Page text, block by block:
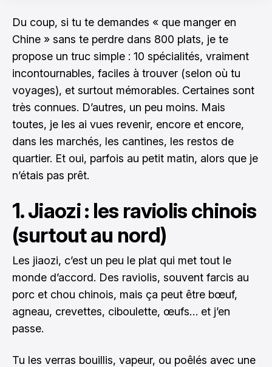
Du coup, si tu te demandes « que manger en
Chine » sans te perdre dans 800 plats, je te
propose un truc simple : 10 spécialités, vraiment
incontournables, faciles à trouver (selon où tu
voyages), et surtout mémorables. Certaines sont
très connues. D’autres, un peu moins. Mais
toutes, je les ai vues revenir, encore et encore,
dans les marchés, les cantines, les restos de
quartier. Et oui, parfois au petit matin, alors que je
n’étais pas prêt.
1. Jiaozi : les raviolis chinois
(surtout au nord)
Les jiaozi, c’est un peu le plat qui met tout le
monde d’accord. Des raviolis, souvent farcis au
porc et chou chinois, mais ça peut être bœuf,
agneau, crevettes, ciboulette, œufs… et j’en
passe.
Tu les verras bouillis, vapeur, ou poêlés avec une